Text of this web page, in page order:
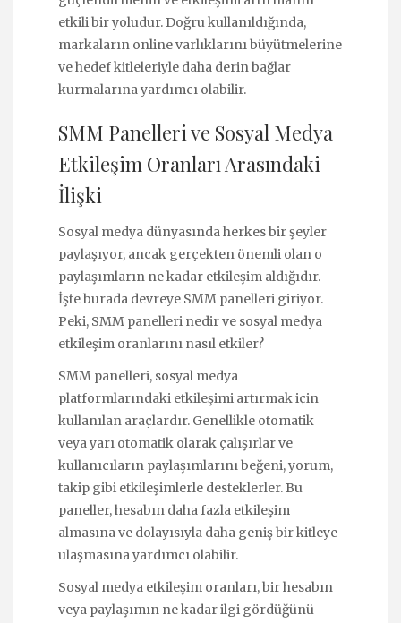
etkili bir yoludur. Doğru kullanıldığında,
markaların online varlıklarını büyütmelerine
ve hedef kitleleriyle daha derin bağlar
kurmalarına yardımcı olabilir.
SMM Panelleri ve Sosyal Medya
Etkileşim Oranları Arasındaki
İlişki
Sosyal medya dünyasında herkes bir şeyler
paylaşıyor, ancak gerçekten önemli olan o
paylaşımların ne kadar etkileşim aldığıdır.
İşte burada devreye SMM panelleri giriyor.
Peki, SMM panelleri nedir ve sosyal medya
etkileşim oranlarını nasıl etkiler?
SMM panelleri, sosyal medya
platformlarındaki etkileşimi artırmak için
kullanılan araçlardır. Genellikle otomatik
veya yarı otomatik olarak çalışırlar ve
kullanıcıların paylaşımlarını beğeni, yorum,
takip gibi etkileşimlerle desteklerler. Bu
paneller, hesabın daha fazla etkileşim
almasına ve dolayısıyla daha geniş bir kitleye
ulaşmasına yardımcı olabilir.
Sosyal medya etkileşim oranları, bir hesabın
veya paylaşımın ne kadar ilgi gördüğünü